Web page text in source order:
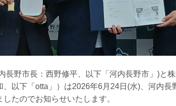
長野市長：西野修平、以下「河内長野市」)と
、以下「otta」）は2026年6月24日(水)、河内
たのでお知らせいたします。